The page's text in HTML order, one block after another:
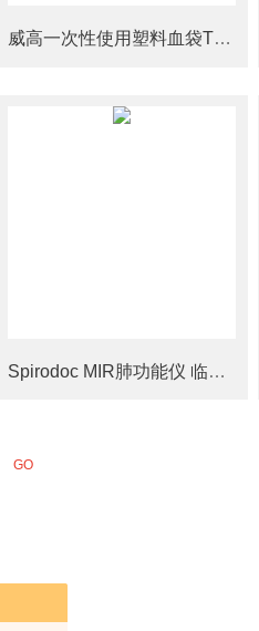
威高一次性使用塑料血袋TR-100 100ml
Spirodoc MIR肺功能仪 临床级呼吸诊断利器